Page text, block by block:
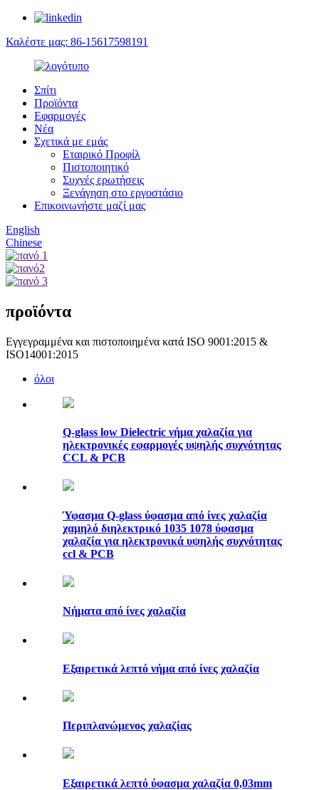
Καλέστε μας: 86-15617598191
Σπίτι
Προϊόντα
Εφαρμογές
Νέα
Σχετικά με εμάς
Εταιρικό Προφίλ
Πιστοποιητικό
Συχνές ερωτήσεις
Ξενάγηση στο εργοστάσιο
Επικοινωνήστε μαζί μας
English
Chinese
προϊόντα
Εγγεγραμμένα και πιστοποιημένα κατά ISO 9001:2015 &
ISO14001:2015
όλοι
Q-glass low Dielectric νήμα χαλαζία για
ηλεκτρονικές εφαρμογές υψηλής συχνότητας
CCL & PCB
Ύφασμα Q-glass ύφασμα από ίνες χαλαζία
χαμηλό διηλεκτρικό 1035 1078 ύφασμα
χαλαζία για ηλεκτρονικά υψηλής συχνότητας
ccl & PCB
Νήματα από ίνες χαλαζία
Εξαιρετικά λεπτό νήμα από ίνες χαλαζία
Περιπλανώμενος χαλαζίας
Εξαιρετικά λεπτό ύφασμα χαλαζία 0,03mm